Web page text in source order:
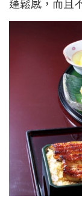
蓬鬆感，而且